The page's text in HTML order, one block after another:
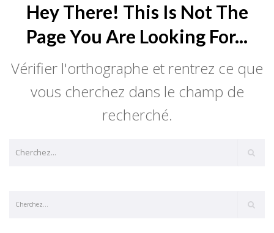
Hey There! This Is Not The
Page You Are Looking For...
Vérifier l'orthographe et rentrez ce que
vous cherchez dans le champ de
recherché.